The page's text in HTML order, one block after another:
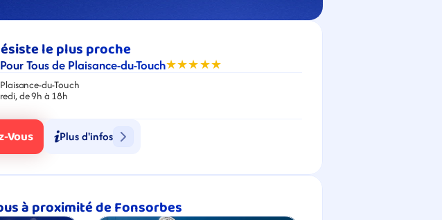
le plus proche
Tous de Plaisance-du-Touch★★★★★
du-Touch
de 9h à 18h
Vous Plus d'infos
à proximité de Fonsorbes